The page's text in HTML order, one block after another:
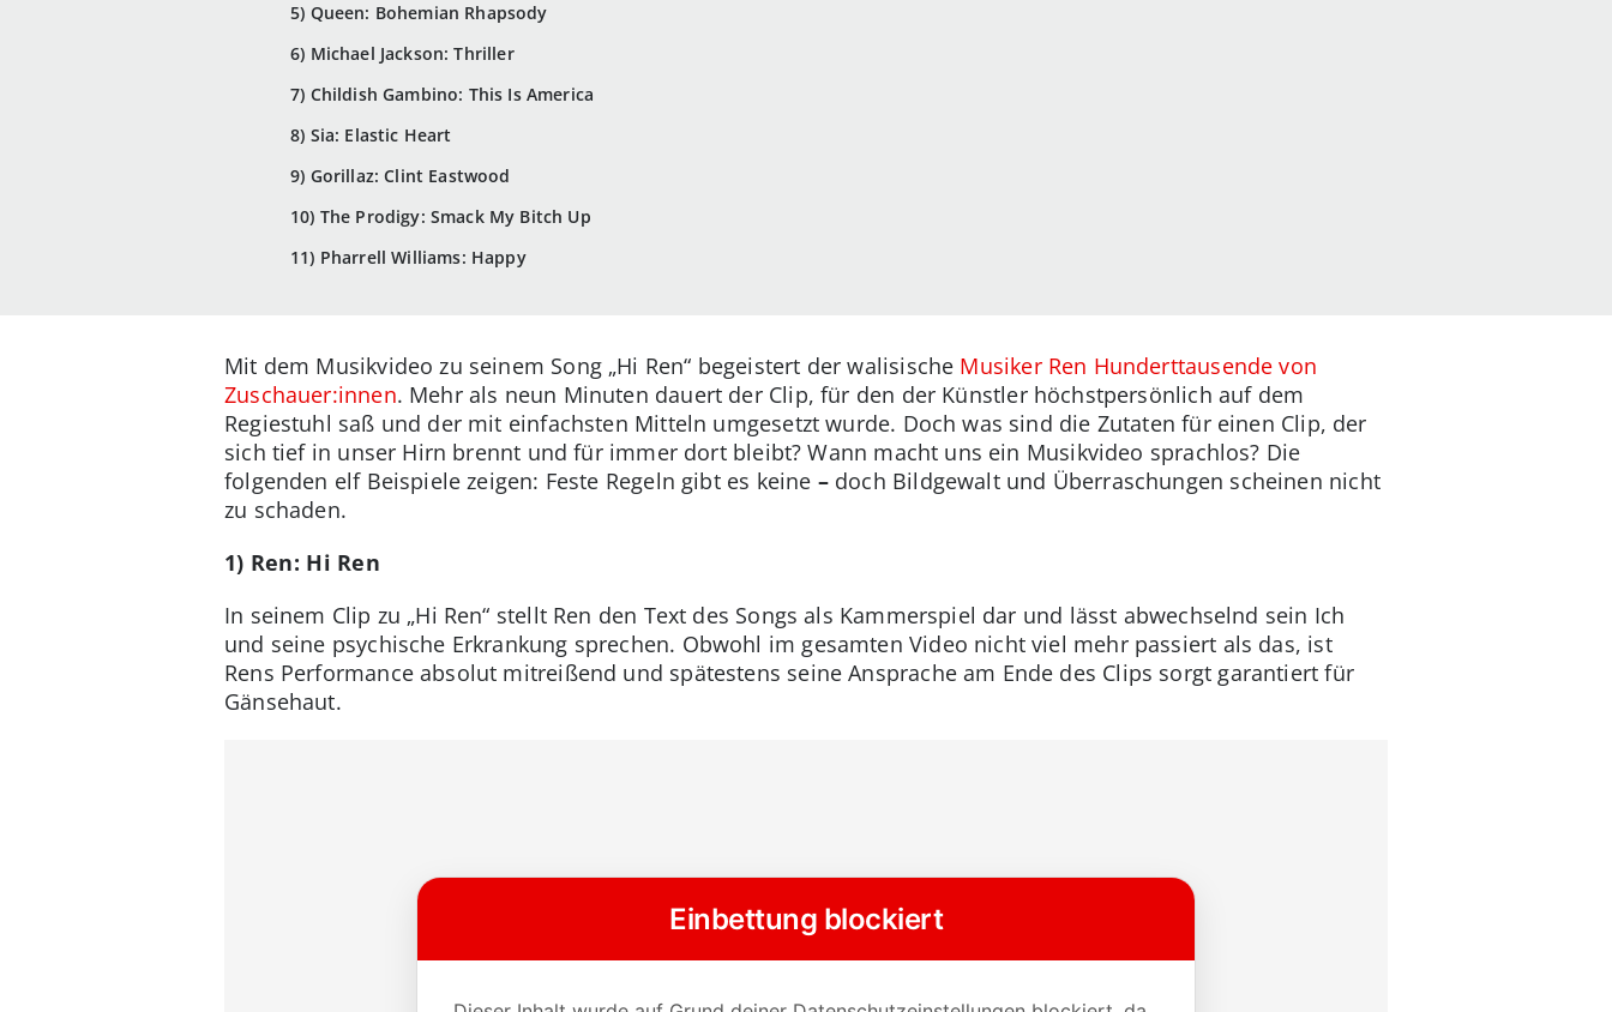
5) Queen: Bohemian Rhapsody
6) Michael Jackson: Thriller
7) Childish Gambino: This Is America
8) Sia: Elastic Heart
9) Gorillaz: Clint Eastwood
10) The Prodigy: Smack My Bitch Up
11) Pharrell Williams: Happy
Mit dem Musikvideo zu seinem Song „Hi Ren“ begeistert der walisische Musiker Ren Hunderttausende von
Zuschauer:innen. Mehr als neun Minuten dauert der Clip, für den der Künstler höchstpersönlich auf dem
Regiestuhl saß und der mit einfachsten Mitteln umgesetzt wurde. Doch was sind die Zutaten für einen Clip, der
sich tief in unser Hirn brennt und für immer dort bleibt? Wann macht uns ein Musikvideo sprachlos? Die
folgenden elf Beispiele zeigen: Feste Regeln gibt es keine –doch Bildgewalt und Überraschungen scheinen nicht
zu schaden.
1) Ren: Hi Ren
In seinem Clip zu „Hi Ren“ stellt Ren den Text des Songs als Kammerspiel dar und lässt abwechselnd sein Ich
und seine psychische Erkrankung sprechen. Obwohl im gesamten Video nicht viel mehr passiert als das, ist
Rens Performance absolut mitreißend und spätestens seine Ansprache am Ende des Clips sorgt garantiert für
Gänsehaut.